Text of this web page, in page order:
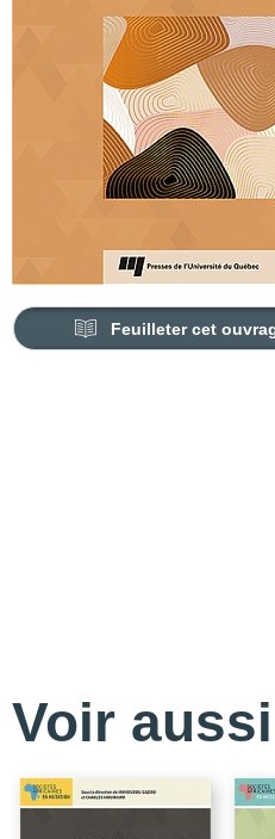
Feuilleter cet
Voir aussi